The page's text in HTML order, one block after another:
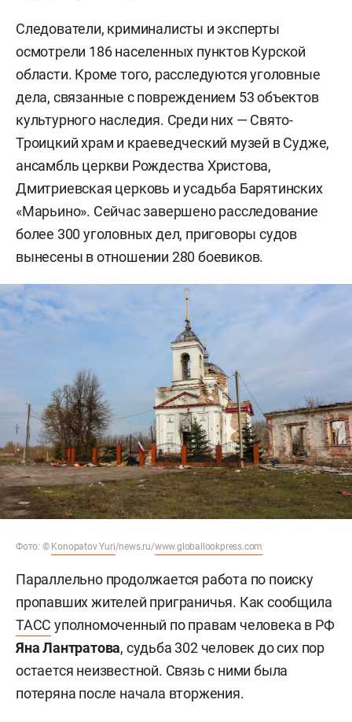
Следователи, криминалисты и эксперты
осмотрели 186 населенных пунктов Курской
области. Кроме того, расследуются уголовные
дела, связанные с повреждением 53 объектов
культурного наследия. Среди них — Свято-
Троицкий храм и краеведческий музей в Судже,
ансамбль церкви Рождества Христова,
Дмитриевская церковь и усадьба Барятинских
«Марьино». Сейчас завершено расследование
более 300 уголовных дел, приговоры судов
вынесены в отношении 280 боевиков.
Фото: © Konopatov Yuri/news.ru/www.globallookpress.com
Параллельно продолжается работа по поиску
пропавших жителей приграничья. Как сообщила
ТАСС уполномоченный по правам человека в РФ
Яна Лантратова, судьба 302 человек до сих пор
остается неизвестной. Связь с ними была
потеряна после начала вторжения.